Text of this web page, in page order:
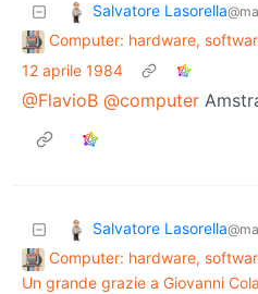
Salvatore Lasorella
Computer: hardware,
12 aprile 1984
@FlavioB @computer
Salvatore Lasorella
Computer: hardware,
Un grande grazie a Giovanni